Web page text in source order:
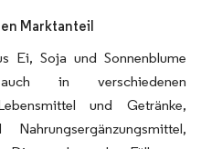
Marktanteil
Ei, Soja und Sonnenblume
in verschiedenen
und Getränke,